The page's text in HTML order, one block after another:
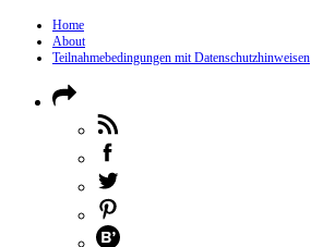
Home
About
Teilnahmebedingungen mit Datenschutzhinweisen